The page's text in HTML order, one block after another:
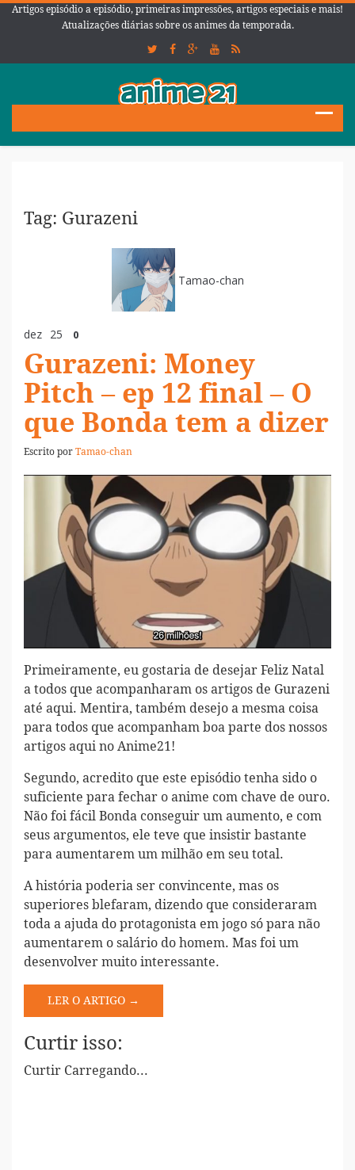
Artigos episódio a episódio, primeiras impressões, artigos especiais e mais!
Atualizações diárias sobre os animes da temporada.
Tag: Gurazeni
Tamao-chan
dez 25 0
Gurazeni: Money
Pitch – ep 12 final – O
que Bonda tem a dizer
Escrito porTamao-chan
Primeiramente, eu gostaria de desejar Feliz Natal
a todos que acompanharam os artigos de Gurazeni
até aqui. Mentira, também desejo a mesma coisa
para todos que acompanham boa parte dos nossos
artigos aqui no Anime21!
Segundo, acredito que este episódio tenha sido o
suficiente para fechar o anime com chave de ouro.
Não foi fácil Bonda conseguir um aumento, e com
seus argumentos, ele teve que insistir bastante
para aumentarem um milhão em seu total.
A história poderia ser convincente, mas os
superiores blefaram, dizendo que consideraram
toda a ajuda do protagonista em jogo só para não
aumentarem o salário do homem. Mas foi um
desenvolver muito interessante.
LER O ARTIGO →
Curtir isso:
Curtir Carregando...